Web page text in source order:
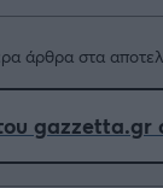
άρθρα στα
gazzetta.gr